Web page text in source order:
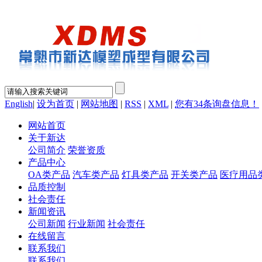
English| 设为首页 | 网站地图 | RSS | XML | 您有34条询盘信息！
网站首页
关于新达
公司简介 荣誉资质
产品中心
OA类产品 汽车类产品 灯具类产品 开关类产品 医疗用品
品质控制
社会责任
新闻资讯
公司新闻 行业新闻 社会责任
在线留言
联系我们